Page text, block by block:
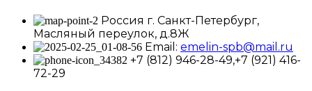
Россия г. Санкт-Петербург,
Масляный переулок, д.8Ж
Email: emelin-spb@mail.ru
+7 (812) 946-28-49,+7 (921) 416-
72-29